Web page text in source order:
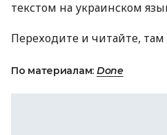
текстом на украинском
Переходите и читайте, там
По материалам: Done